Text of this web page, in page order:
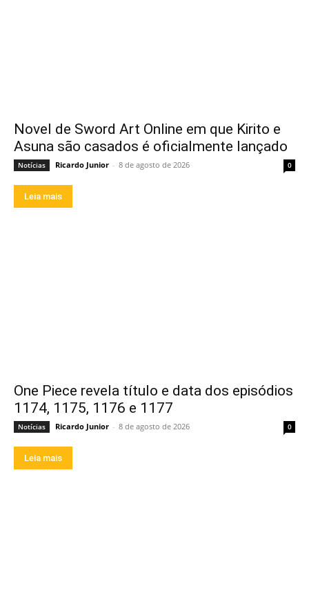
Novel de Sword Art Online em que Kirito e
Asuna são casados é oficialmente lançado
Notícias Ricardo Junior - 8 de agosto de 2026 0
Leia mais
One Piece revela título e data dos episódios
1174, 1175, 1176 e 1177
Notícias Ricardo Junior - 8 de agosto de 2026 0
Leia mais